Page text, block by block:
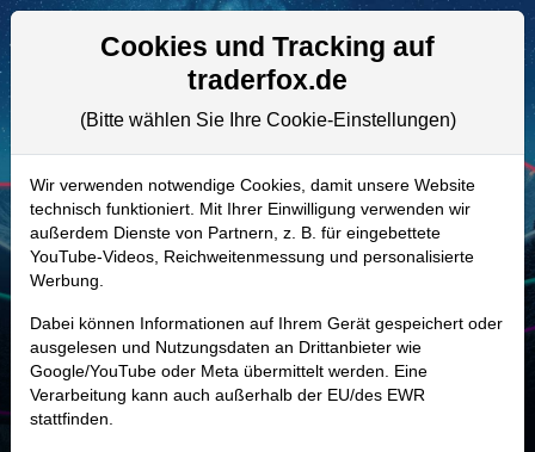
Aktien- und Artikelsuche
A41MPN | FRMI–Fermi Aktie
Realtime-Aktienkurs:
-
-
Marktkapitalisierung 3,94 Mrd. USD
Unternehmenswert 4,20 Mrd. USD
Cookies und Tracking auf
traderfox.de
(Bitte wählen Sie Ihre Cookie-Einstellungen)
Wir verwenden notwendige Cookies, damit unsere Website
technisch funktioniert. Mit Ihrer Einwilligung verwenden wir
außerdem Dienste von Partnern, z. B. für eingebettete
YouTube-Videos, Reichweitenmessung und personalisierte
Werbung.
Dabei können Informationen auf Ihrem Gerät gespeichert oder
ausgelesen und Nutzungsdaten an Drittanbieter wie
Google/YouTube oder Meta übermittelt werden. Eine
Verarbeitung kann auch außerhalb der EU/des EWR
stattfinden.